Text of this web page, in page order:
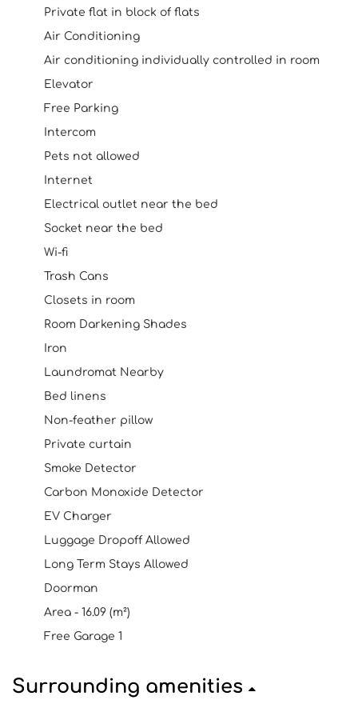
Private flat in block of flats
Air Conditioning
Air conditioning individually controlled in room
Elevator
Free Parking
Intercom
Pets not allowed
Internet
Electrical outlet near the bed
Socket near the bed
Wi-fi
Trash Cans
Closets in room
Room Darkening Shades
Iron
Laundromat Nearby
Bed linens
Non-feather pillow
Private curtain
Smoke Detector
Carbon Monoxide Detector
EV Charger
Luggage Dropoff Allowed
Long Term Stays Allowed
Doorman
Area - 16.09 (m²)
Free Garage 1
Surrounding amenities